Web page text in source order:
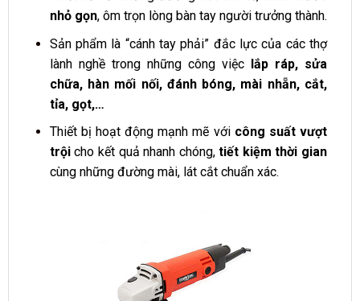
nhỏ gọn, ôm trọn lòng bàn tay người trưởng thành.
Sản phẩm là “cánh tay phải” đắc lực của các thợ
lành nghề trong những công việc lắp ráp, sửa
chữa, hàn mối nối, đánh bóng, mài nhẵn, cắt,
tỉa, gọt,…
Thiết bị hoạt động mạnh mẽ với công suất vượt
trộicho kết quả nhanh chóng,tiết kiệm thời gian
cùng những đường mài, lát cắt chuẩn xác.